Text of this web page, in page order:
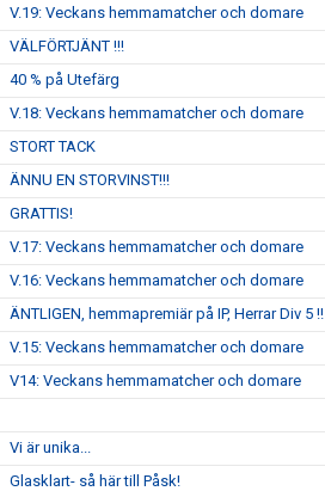
V.19: Veckans hemmamatcher och domare
VÄLFÖRTJÄNT !!!
40 % på Utefärg
V.18: Veckans hemmamatcher och domare
STORT TACK
ÄNNU EN STORVINST!!!
GRATTIS!
V.17: Veckans hemmamatcher och domare
V.16: Veckans hemmamatcher och domare
ÄNTLIGEN, hemmapremiär på IP, Herrar Div 5 !!
V.15: Veckans hemmamatcher och domare
V14: Veckans hemmamatcher och domare
Vi är unika...
Glasklart- så här till Påsk!